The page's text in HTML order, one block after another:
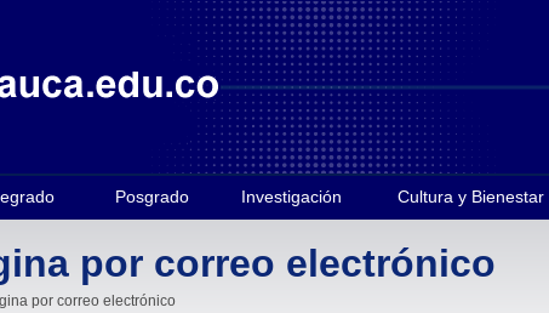
Posgrado Investigación Cultura y Bienestar
por correo electrónico
por correo electrónico